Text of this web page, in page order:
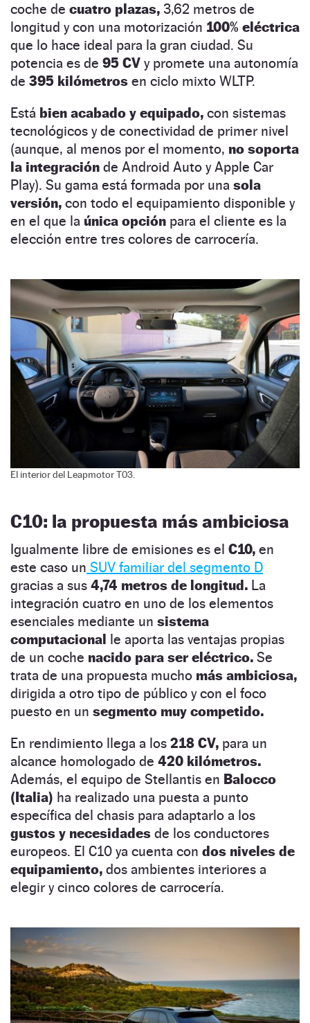
coche de cuatro plazas, 3,62 metros de
longitud y con una motorización 100% eléctrica
que lo hace ideal para la gran ciudad. Su
potencia es de 95 CV y promete una autonomía
de 395 kilómetros en ciclo mixto WLTP.
Está bien acabado y equipado, con sistemas
tecnológicos y de conectividad de primer nivel
(aunque, al menos por el momento, no soporta
la integración de Android Auto y Apple Car
Play). Su gama está formada por una sola
versión, con todo el equipamiento disponible y
en el que la única opción para el cliente es la
elección entre tres colores de carrocería.
El interior del Leapmotor T03.
C10: la propuesta más ambiciosa
Igualmente libre de emisiones es el C10, en
este caso un SUV familiar del segmento D
gracias a sus 4,74 metros de longitud. La
integración cuatro en uno de los elementos
esenciales mediante un sistema
computacional le aporta las ventajas propias
de un coche nacido para ser eléctrico. Se
trata de una propuesta mucho más ambiciosa,
dirigida a otro tipo de público y con el foco
puesto en un segmento muy competido.
En rendimiento llega a los 218 CV, para un
alcance homologado de 420 kilómetros.
Además, el equipo de Stellantis en Balocco
(Italia) ha realizado una puesta a punto
específica del chasis para adaptarlo a los
gustos y necesidades de los conductores
europeos. El C10 ya cuenta con dos niveles de
equipamiento, dos ambientes interiores a
elegir y cinco colores de carrocería.